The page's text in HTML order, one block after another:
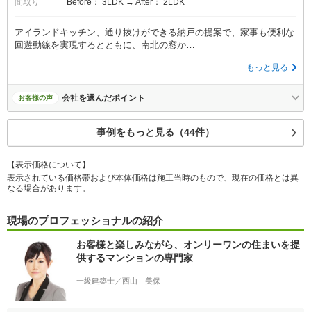
間取り Before： 3LDK → After： 2LDK
アイランドキッチン、通り抜けができる納戸の提案で、家事も便利な
回遊動線を実現するとともに、南北の窓か…
もっと見る
お客様の声 会社を選んだポイント
事例をもっと見る（44件）
【表示価格について】
表示されている価格帯および本体価格は施工当時のもので、現在の価格とは異
なる場合があります。
現場のプロフェッショナルの紹介
お客様と楽しみながら、オンリーワンの住まいを提
供するマンションの専門家
一級建築士／西山 美保